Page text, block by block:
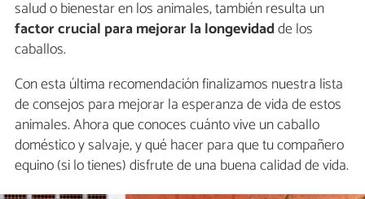
salud o bienestar en los animales, también resulta un
factor crucial para mejorar la longevidadde los
caballos.
Con esta última recomendación finalizamos nuestra lista
de consejos para mejorar la esperanza de vida de estos
animales. Ahora que conoces cuánto vive un caballo
doméstico y salvaje, y qué hacer para que tu compañero
equino (si lo tienes) disfrute de una buena calidad de vida.